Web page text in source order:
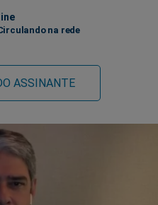
na rede
ASSINANTE